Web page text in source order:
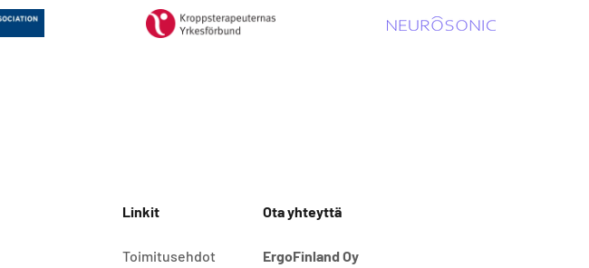
Linkit
Toimitusehdot
Ota yhteyttä
ErgoFinland Oy